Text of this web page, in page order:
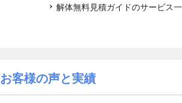
解体無料見積ガイドのサービス
お客様の声と実績